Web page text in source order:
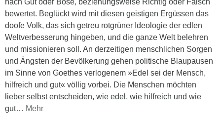
nach Gut oder Böse, beziehungsweise Richtig oder Falsch
bewertet. Beglückt wird mit diesen geistigen Ergüssen das
doofe Volk, das sich getreu rotgrüner Ideologie der edlen
Weltverbesserung hingeben, und die ganze Welt belehren
und missionieren soll. An derzeitigen menschlichen Sorgen
und Ängsten der Bevölkerung gehen politische Blaupausen
im Sinne von Goethes verlogenem »Edel sei der Mensch,
hilfreich und gut« völlig vorbei. Die Menschen möchten
lieber selbst entscheiden, wie edel, wie hilfreich und wie
gut… Mehr